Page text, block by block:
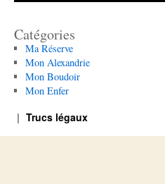
Catégories
Ma Réserve
Mon Alexandrie
Mon Boudoir
Mon Enfer
Trucs légaux